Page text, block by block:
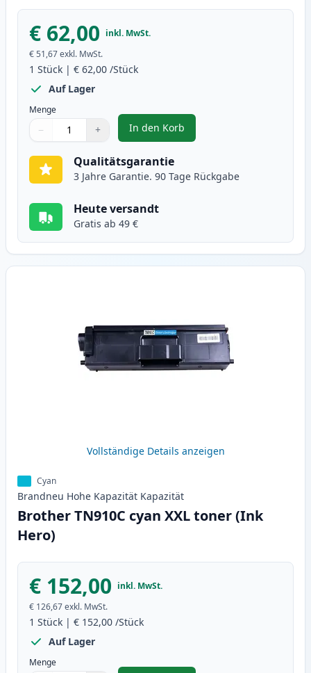
€ 62,00 inkl. MwSt.
€ 51,67exkl. MwSt.
1 Stück | € 62,00 /Stück
Auf Lager
Menge
Verwenden Sie die Tasten, um anzupassen
− +
1
In den Korb
, Brother TN910BK schwarz XXL
Qualitätsgarantie
3 Jahre Garantie. 90 Tage Rückgabe
Heute versandt
Gratis ab 49 €
Vollständige Details anzeigen
Cyan
Brandneu Hohe Kapazität Kapazität
Brother TN910C cyan XXL toner (Ink
Hero)
€ 152,00 inkl. MwSt.
€ 126,67exkl. MwSt.
1 Stück | € 152,00 /Stück
Auf Lager
Menge